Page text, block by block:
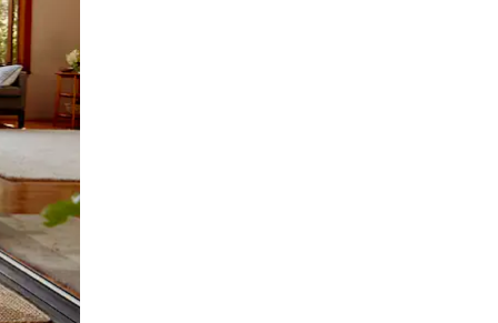
или со лизгање.